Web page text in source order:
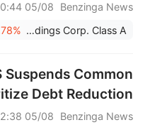
Benzinga News
05/08 20:44
UWM Holdings Corp. Class A
Suspends Common
Debt Reduction
Benzinga News
05/08 22:38